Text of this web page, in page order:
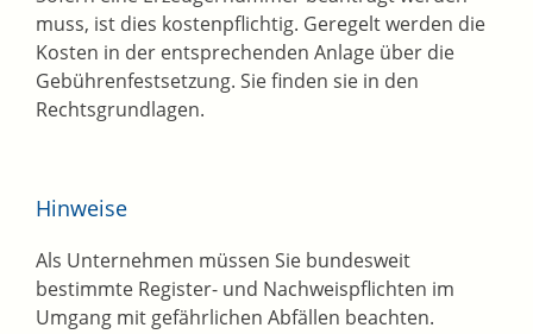
muss, ist dies kostenpflichtig. Geregelt werden die
Kosten in der entsprechenden Anlage über die
Gebührenfestsetzung. Sie finden sie in den
Rechtsgrundlagen.
Hinweise
Als Unternehmen müssen Sie bundesweit
bestimmte Register- und Nachweispflichten im
Umgang mit gefährlichen Abfällen beachten.